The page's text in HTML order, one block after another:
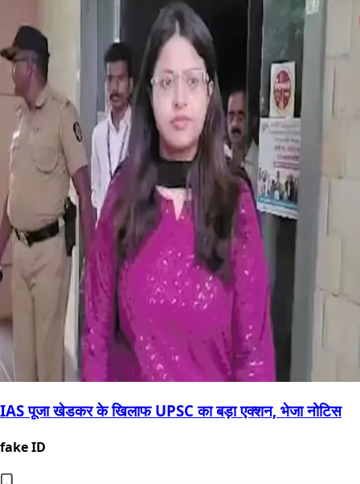
IAS पूजा खेडकर के खिलाफ UPSC का बड़ा एक्शन, भेजा नोटिस
fake ID